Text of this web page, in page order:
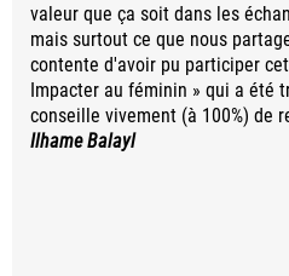
valeur que ça soit dans les
mais surtout ce que nous
contente d'avoir pu participer
Impacter au féminin » qui a été
conseille vivement (à 100%) de
Ilhame Balayl